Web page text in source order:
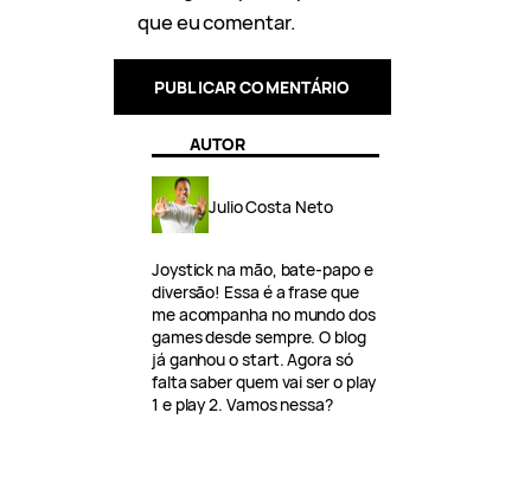
que eu comentar.
AUTOR
Julio Costa Neto
Joystick na mão, bate-papo e
diversão! Essa é a frase que
me acompanha no mundo dos
games desde sempre. O blog
já ganhou o start. Agora só
falta saber quem vai ser o play
1 e play 2. Vamos nessa?